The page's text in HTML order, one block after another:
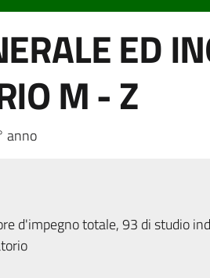
ED
M - Z
anno
d'impegno totale, 93 di studio